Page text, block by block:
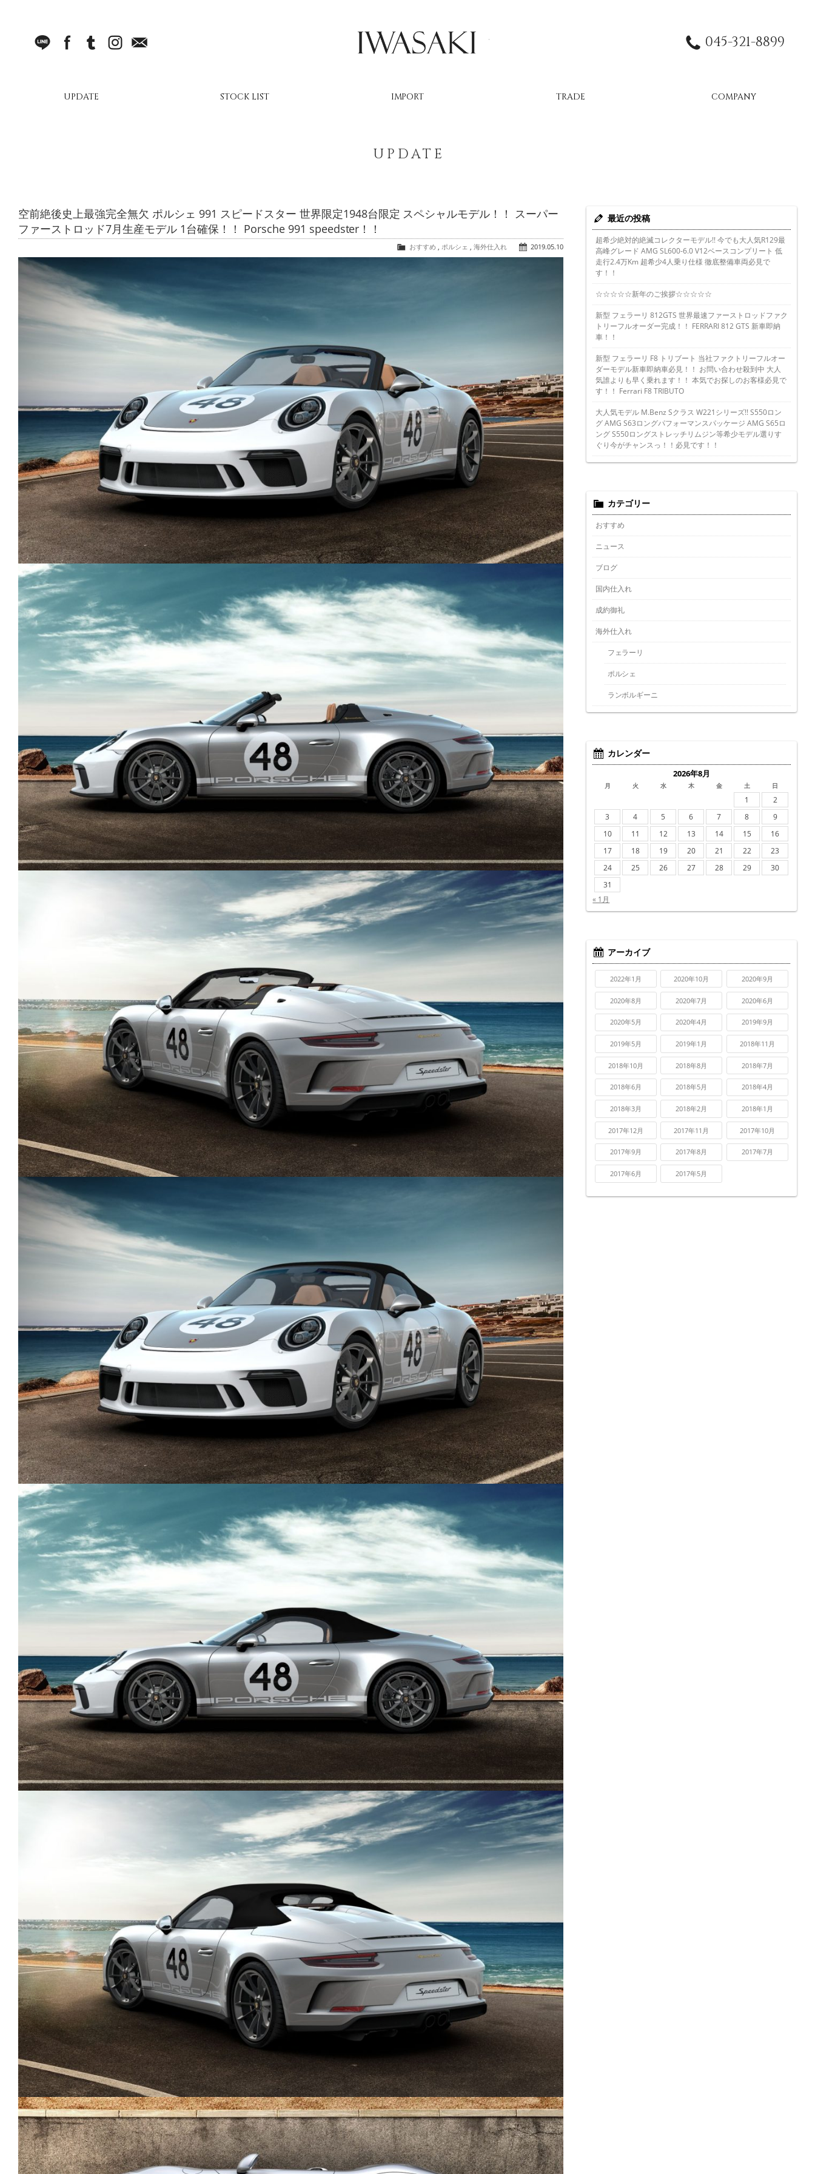
LINE facebookTumblr Instagram 045-321-8899
UPDATE STOCK LIST IMPORT TRADE COMPANY
UPDATE
空前絶後史上最強完全無欠 ポルシェ 991 スピードスター 世界限定1948台限定 スペシャルモデル！！ スーパー
ファーストロッド7月生産モデル 1台確保！！ Porsche 991 speedster！！
2019.05.10
おすすめ ポルシェ 海外仕入れ
最近の投稿
超希少絶対的絶滅コレクターモデル!! 今でも大人気R129最
高峰グレード AMG SL600-6.0 V12ベースコンプリート 低
走行2.4万Km 超希少4人乗り仕様 徹底整備車両必見で
す！！
☆☆☆☆☆新年のご挨拶☆☆☆☆☆
新型 フェラーリ 812GTS 世界最速ファーストロッドファク
トリーフルオーダー完成！！ FERRARI 812 GTS 新車即納
車！！
新型 フェラーリ F8 トリブート 当社ファクトリーフルオー
ダーモデル新車即納車必見！！ お問い合わせ殺到中 大人
気誰よりも早く乗れます！！ 本気でお探しのお客様必見で
す！！ Ferrari F8 TRIBUTO
大人気モデル M.Benz Sクラス W221シリーズ!! S550ロン
グ AMG S63ロングパフォーマンスパッケージ AMG S65ロ
ング S550ロングストレッチリムジン等希少モデル選りす
ぐり今がチャンスっ！！必見です！！
カテゴリー
おすすめ
ニュース
ブログ
国内仕入れ
成約御礼
海外仕入れ
フェラーリ
ポルシェ
ランボルギーニ
カレンダー
2026年8月
月 火 水 木 金 土 日
1
2
3
4 5 6 7 8
9
10
11 12 13 14 15
16
17
18 19 20 21 22
23
24
25 26 27 28 29
30
31
« 1月
アーカイブ
2022年1月 2020年10月 2020年9月
2020年8月 2020年7月 2020年6月
2020年5月 2020年4月 2019年9月
2019年5月 2019年1月 2018年11月
2018年10月 2018年8月 2018年7月
2018年6月 2018年5月 2018年4月
2018年3月 2018年2月 2018年1月
2017年12月 2017年11月 2017年10月
2017年9月 2017年8月 2017年7月
2017年6月 2017年5月